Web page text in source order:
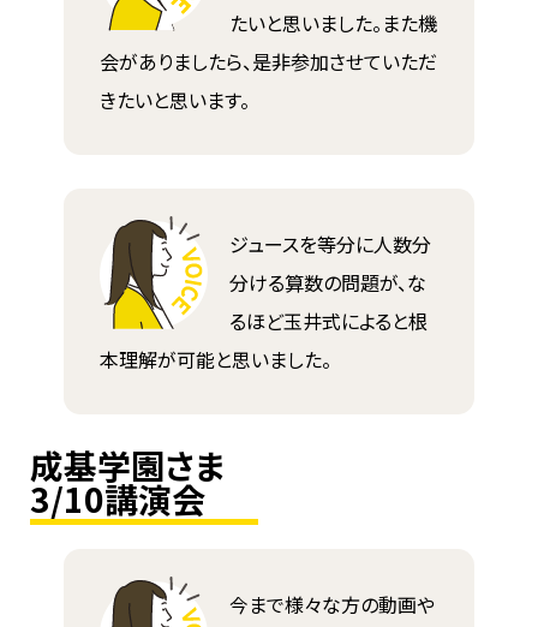
たいと思いました。また機
会がありましたら、是非参加させていただ
きたいと思います。
ジュースを等分に人数分
分ける算数の問題が、な
るほど玉井式によると根
本理解が可能と思いました。
成基学園さま
3/10講演会
今まで様々な方の動画や